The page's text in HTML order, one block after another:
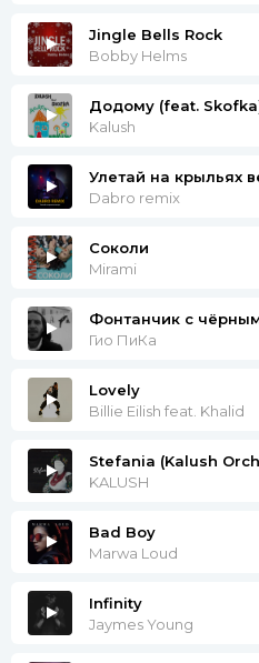
И находится, не могу один
Мне все равно, что далеко, но
Найду тебя, а ты найди, найди
И так как я тебя любил
Девочка знай, как тебя я
Никто так больше не целует
И так как я тебя любил
Никто тебя, так не полюбит
Никто так больше не целует
Jingle Bells Rock
Bobby Helms
Додому (feat.
Kalush
Улетай на крыльях
Dabro remix
Соколи
Mirami
Фонтанчик с
Гио ПиКа
Lovely
Billie Eilish feat. Khalid
Stefania (Kalush
KALUSH
Bad Boy
Marwa Loud
Infinity
Jaymes Young